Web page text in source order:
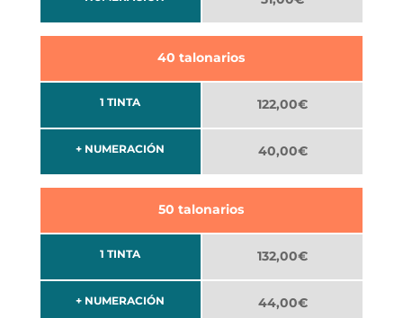
1 TINTA
+ NUMERACIÓN
40 talonarios
122,00€
40,00€
1 TINTA
+ NUMERACIÓN
50 talonarios
132,00€
44,00€